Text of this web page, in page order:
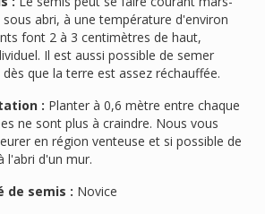
abri, à une température d'environ
font 2 à 3 centimètres de haut,
Il est aussi possible de semer
que la terre est assez réchauffée.
: Planter à 0,6 mètre entre chaque
ne sont plus à craindre. Nous vous
en région venteuse et si possible de
l'abri d'un mur.
de semis : Novice